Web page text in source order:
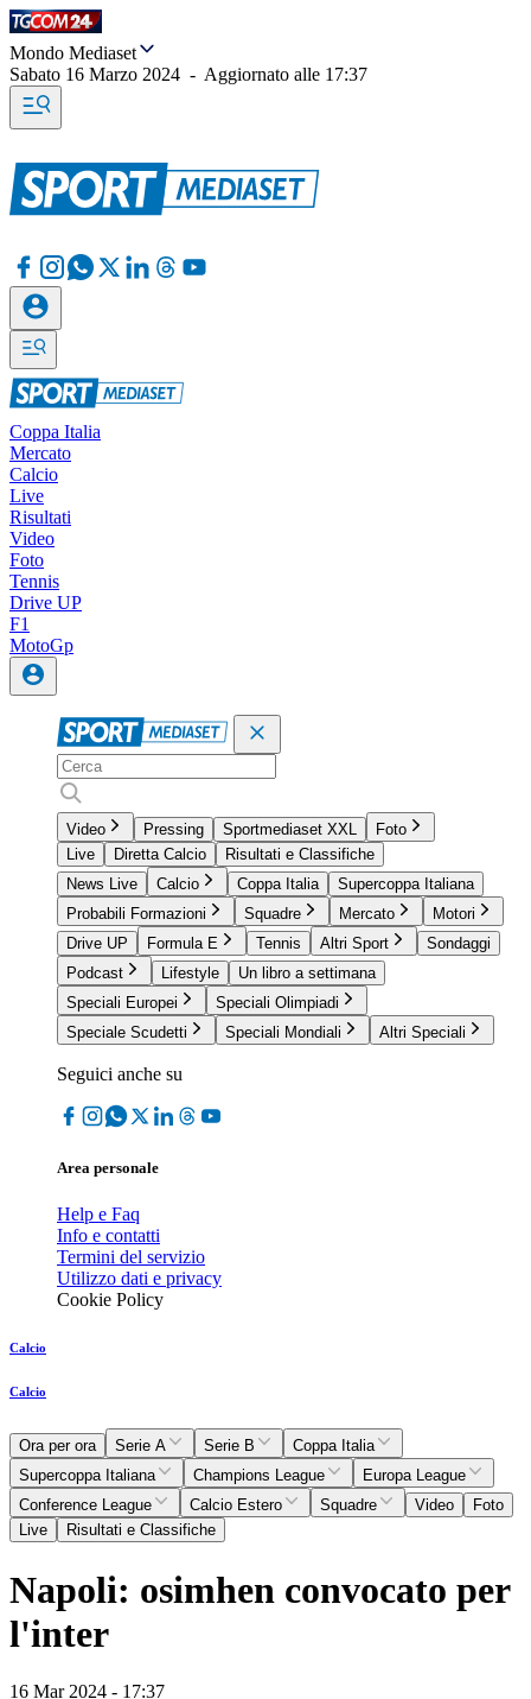
Mondo Mediaset
Sabato 16 Marzo 2024 - Aggiornato alle 17:37
Coppa Italia
Mercato
Calcio
Live
Risultati
Video
Foto
Tennis
Drive UP
F1
MotoGp
Video Pressing Sportmediaset XXL
Foto
Live
Diretta Calcio
Risultati e Classifiche
News Live
Calcio Coppa Italia
Supercoppa Italiana
Probabili Formazioni
Squadre Mercato
Motori
Drive UP
Formula E Tennis Altri Sport
Sondaggi
Podcast
Lifestyle
Un libro a settimana
Speciali Europei
Speciali Olimpiadi
Speciale Scudetti
Speciali Mondiali Altri Speciali
Seguici anche su
Area personale
Help e Faq
Info e contatti
Termini del servizio
Utilizzo dati e privacy
Cookie Policy
Calcio
Calcio
Ora per ora Serie A Serie B
Coppa Italia
Supercoppa Italiana
Champions League
Europa League
Conference League
Calcio Estero Squadre Video
Foto
Live
Risultati e Classifiche
Napoli: osimhen convocato per
l'inter
16 Mar 2024 - 17:37